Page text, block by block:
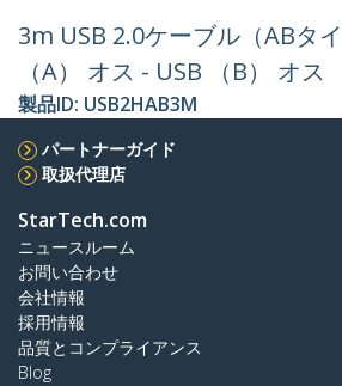
3m USB 2.0ケーブル（ABタ
（A） オス - USB （B） オス
製品ID: USB2HAB3M
パートナーガイド
取扱代理店
StarTech.com
ニュースルーム
お問い合わせ
会社情報
採用情報
品質とコンプライアンス
Blog